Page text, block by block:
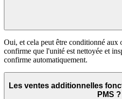
Oui, et cela peut être conditionné aux
confirme que l'unité est nettoyée et
confirme automatiquement.
Les ventes additionnelles
PMS ?